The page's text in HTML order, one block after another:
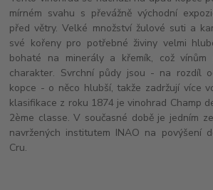
mírném svahu s převážně východní
před větry. Velké množství žulové suti a
své kořeny pro potřebné živiny velmi
bohaté na minerály a křemík, což vínům
charakter. Svrchní půdy jsou - na rozdíl
kopce - o něco hlubší, takže zadržují více
klasifikace z roku 1874 je vinohrad Champ
2ème classe. V současné době je jedním
navržených institutem INAO na povýšení
Cru.